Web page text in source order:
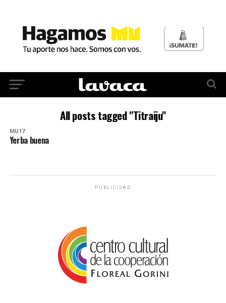
All posts tagged "Titraiju"
MU17
Yerba buena
PUBLICIDAD